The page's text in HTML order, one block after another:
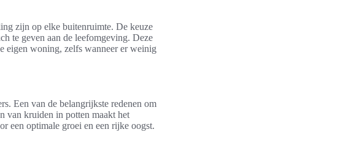
zijn op elke buitenruimte. De keuze
te geven aan de leefomgeving. Deze
eigen woning, zelfs wanneer er weinig
Een van de belangrijkste redenen om
van kruiden in potten maakt het
een optimale groei en een rijke oogst.